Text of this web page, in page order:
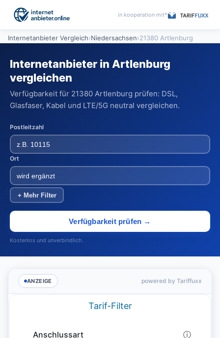
in kooperation mit*
Internetanbieter Vergleich›Niedersachsen›21380 Artlenburg
Internetanbieter in Artlenburg
vergleichen
Verfügbarkeit für 21380 Artlenburg prüfen: DSL,
Glasfaser, Kabel und LTE/5G neutral vergleichen.
Postleitzahl
Ort
+ Mehr Filter
Verfügbarkeit prüfen →
Kostenlos und unverbindlich.
ANZEIGE powered by Tariffuxx